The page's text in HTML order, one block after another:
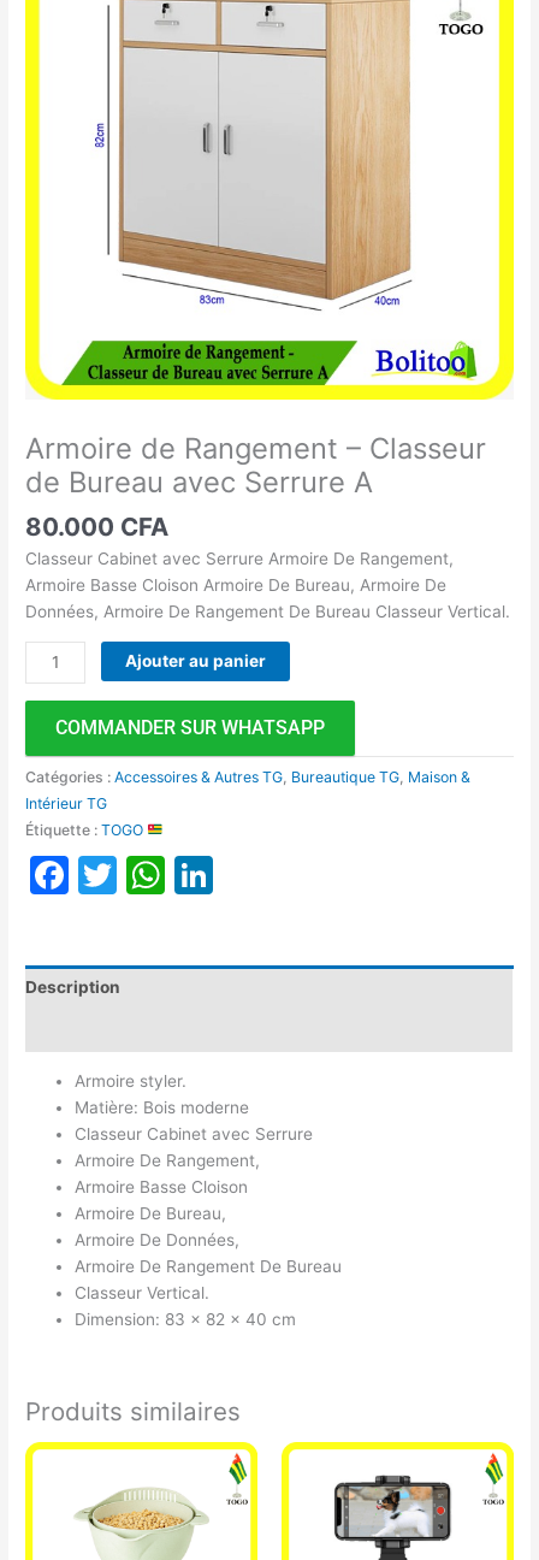
Armoire de Rangement – Classeur
de Bureau avec Serrure A
80.000 CFA
Classeur Cabinet avec Serrure Armoire De Rangement,
Armoire Basse Cloison Armoire De Bureau, Armoire De
Données, Armoire De Rangement De Bureau Classeur Vertical.
Ajouter au panier
COMMANDER SUR WHATSAPP
Catégories :Accessoires & Autres TG Bureautique TG Maison &
Intérieur TG
Étiquette :TOGO
Facebook
TwitterWhatsApp
Description
Armoire styler.
Matière: Bois moderne
Classeur Cabinet avec Serrure
Armoire De Rangement,
Armoire Basse Cloison
Armoire De Bureau,
Armoire De Données,
Armoire De Rangement De Bureau
Classeur Vertical.
Dimension: 83 x 82 x 40 cm
Produits similaires